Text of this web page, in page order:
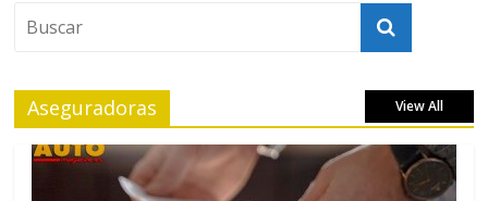
Aseguradoras View All